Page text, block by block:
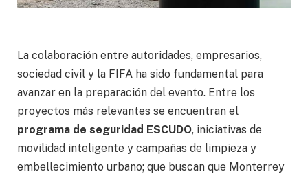
La colaboración entre autoridades, empresarios,
sociedad civil y la FIFA ha sido fundamental para
avanzar en la preparación del evento. Entre los
proyectos más relevantes se encuentran el
programa de seguridad ESCUDO, iniciativas de
movilidad inteligente y campañas de limpieza y
embellecimiento urbano; que buscan que Monterrey